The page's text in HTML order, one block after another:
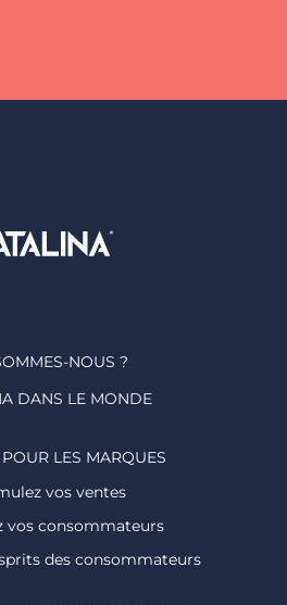
NOUS ?
DANS LE MONDE
LES MARQUES
vos ventes
vos consommateurs
des consommateurs